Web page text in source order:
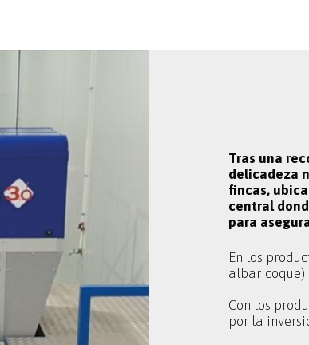
Tras una
delicadeza
fincas,
central
para
En los
albaricoque)
Con los
por la